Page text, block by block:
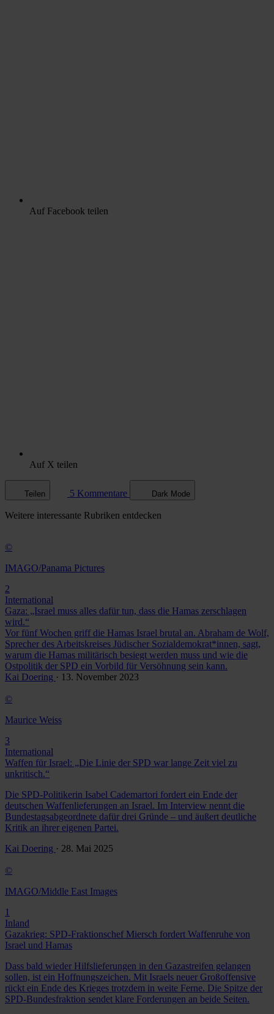
Auf Facebook teilen
Auf X teilen
Teilen 5 Kommentare Dark Mode
Weitere interessante Rubriken entdecken
©
IMAGO/Panama Pictures
2
International
Gaza: „Israel muss alles dafür tun, dass die Hamas zerschlagen
wird.“
Vor fünf Wochen griff die Hamas Israel brutal an. Abraham de Wolf,
Sprecher des Arbeitskreises Jüdischer Sozialdemokrat*innen, sagt,
warum die Hamas militärisch besiegt werden muss und wie die
Ostpolitik der SPD ein Vorbild für Versöhnung sein kann.
Kai Doering · 13. November 2023
©
Maurice Weiss
3
International
Waffen für Israel: „Die Linie der SPD war lange Zeit viel zu
unkritisch.“
Die SPD-Politikerin Isabel Cademartori fordert ein Ende der
deutschen Waffenlieferungen an Israel. Im Interview nennt die
Bundestagsabgeordnete dafür drei Gründe – und äußert deutliche
Kritik an ihrer eigenen Partei.
Kai Doering · 28. Mai 2025
©
IMAGO/Middle East Images
1
Inland
Gazakrieg: SPD-Fraktionschef Miersch fordert Waffenruhe von
Israel und Hamas
Dass bald wieder Hilfslieferungen in den Gazastreifen gelangen
sollen, ist ein Hoffnungszeichen. Mit Israels neuer Großoffensive
rückt ein Ende des Krieges trotzdem in weite Ferne. Die Spitze der
SPD-Bundesfraktion sendet klare Forderungen an beide Seiten.